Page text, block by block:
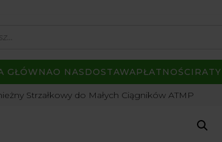
GŁÓWNAO NAS DOSTAWAPŁATNOŚCI RATY
Strzałkowy do Małych Ciągników ATMP